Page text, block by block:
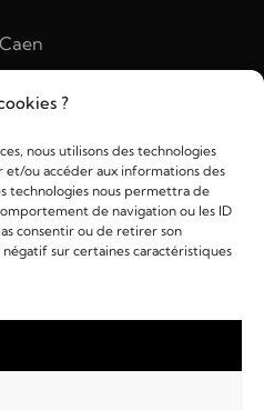
?
nous utilisons des technologies
ou accéder aux informations des
technologies nous permettra de
de navigation ou les ID
consentir ou de retirer son
sur certaines caractéristiques